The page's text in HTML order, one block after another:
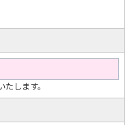
します。